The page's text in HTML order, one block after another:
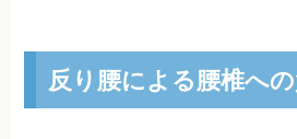
反り腰による腰椎へ